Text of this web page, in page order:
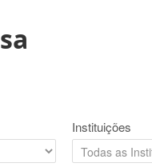
Instituições